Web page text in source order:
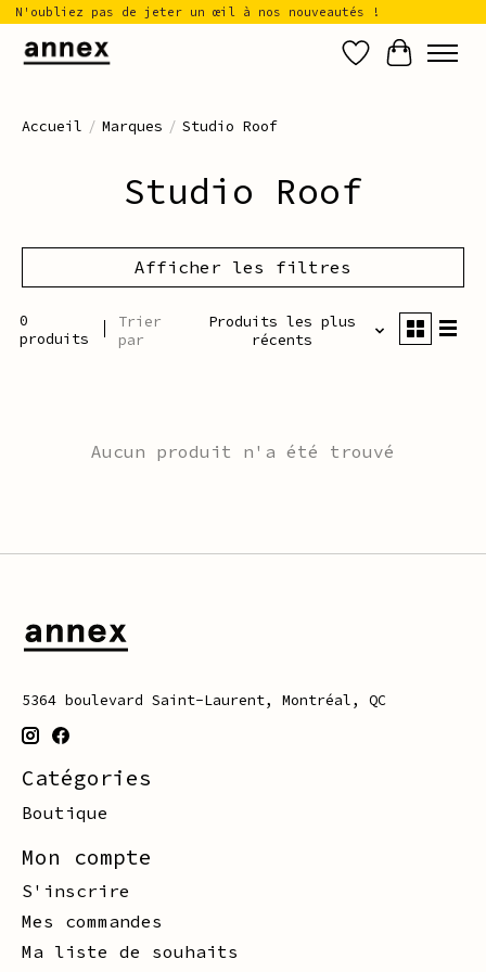
N'oubliez pas de jeter un œil à nos nouveautés !
Liste de
Panier
Accueil / Marques / Studio Roof
Studio Roof
Afficher les filtres
0
produits
Trier
par
Produits les plus
récents
Aucun produit n'a été trouvé
5364 boulevard Saint-Laurent, Montréal, QC
Catégories
Boutique
Mon compte
S'inscrire
Mes commandes
Ma liste de souhaits